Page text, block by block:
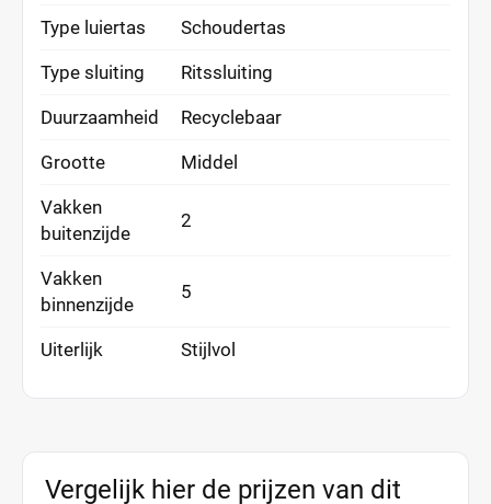
Type luiertas Schoudertas
Type sluiting Ritssluiting
Duurzaamheid Recyclebaar
Grootte Middel
Vakken
buitenzijde
2
Vakken
binnenzijde
5
Uiterlijk Stijlvol
Vergelijk hier de prijzen van dit